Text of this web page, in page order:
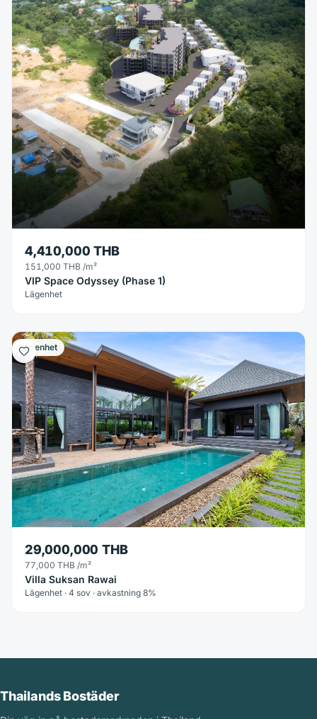
4,410,000 THB
151,000 THB /m²
VIP Space Odyssey (Phase 1)
Lägenhet
Lägenhet
29,000,000 THB
77,000 THB /m²
Villa Suksan Rawai
Lägenhet · 4 sov · avkastning 8%
Thailands Bostäder